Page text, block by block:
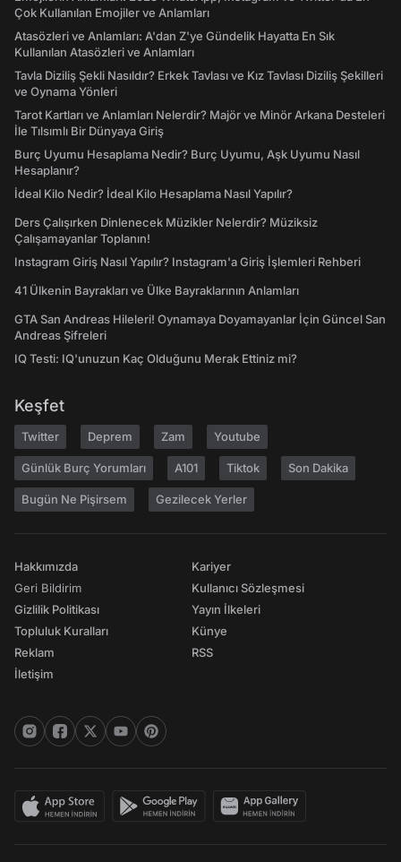
Çok Kullanılan Emojiler ve Anlamları
Atasözleri ve Anlamları: A'dan Z'ye Gündelik Hayatta En Sık
Kullanılan Atasözleri ve Anlamları
Tavla Diziliş Şekli Nasıldır? Erkek Tavlası ve Kız Tavlası Diziliş Şekilleri
ve Oynama Yönleri
Tarot Kartları ve Anlamları Nelerdir? Majör ve Minör Arkana Desteleri
İle Tılsımlı Bir Dünyaya Giriş
Burç Uyumu Hesaplama Nedir? Burç Uyumu, Aşk Uyumu Nasıl
Hesaplanır?
İdeal Kilo Nedir? İdeal Kilo Hesaplama Nasıl Yapılır?
Ders Çalışırken Dinlenecek Müzikler Nelerdir? Müziksiz
Çalışamayanlar Toplanın!
Instagram Giriş Nasıl Yapılır? Instagram'a Giriş İşlemleri Rehberi
41 Ülkenin Bayrakları ve Ülke Bayraklarının Anlamları
GTA San Andreas Hileleri! Oynamaya Doyamayanlar İçin Güncel San
Andreas Şifreleri
IQ Testi: IQ'unuzun Kaç Olduğunu Merak Ettiniz mi?
Keşfet
Twitter Deprem Zam Youtube
Günlük Burç Yorumları A101 Tiktok Son Dakika
Bugün Ne Pişirsem Gezilecek Yerler
Hakkımızda
Geri Bildirim
Gizlilik Politikası
Topluluk Kuralları
Reklam
İletişim
Kariyer
Kullanıcı Sözleşmesi
Yayın İlkeleri
Künye
RSS